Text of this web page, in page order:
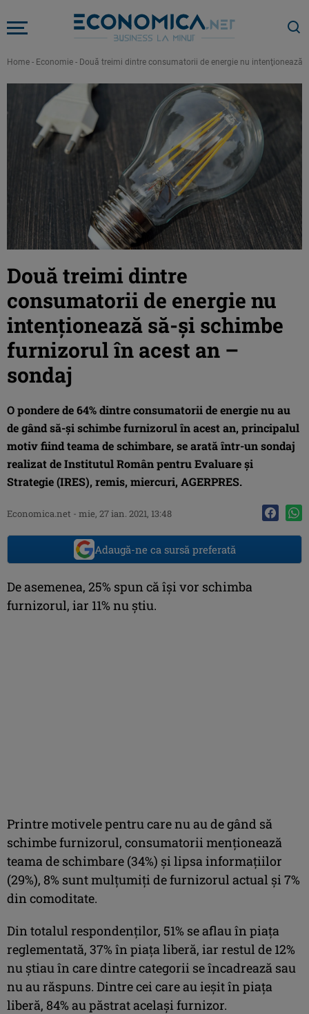
Home - Economie - Două treimi dintre consumatorii de energie nu
Două treimi dintre
consumatorii de energie nu
intenţionează să-şi schimbe
furnizorul în acest an –
sondaj
O pondere de 64% dintre consumatorii de energie nu au
de gând să-şi schimbe furnizorul în acest an, principalul
motiv fiind teama de schimbare, se arată într-un sondaj
realizat de Institutul Român pentru Evaluare şi
Strategie (IRES), remis, miercuri, AGERPRES.
Economica.net - mie, 27 ian. 2021, 13:48
Adaugă-ne ca sursă preferată
De asemenea, 25% spun că îşi vor schimba
furnizorul, iar 11% nu ştiu.
Printre motivele pentru care nu au de gând să
schimbe furnizorul, consumatorii menţionează
teama de schimbare (34%) şi lipsa informaţiilor
(29%), 8% sunt mulţumiţi de furnizorul actual şi 7%
din comoditate.
Din totalul respondenţilor, 51% se aflau în piaţa
reglementată, 37% în piaţa liberă, iar restul de 12%
nu ştiau în care dintre categorii se încadrează sau
nu au răspuns. Dintre cei care au ieşit în piaţa
liberă, 84% au păstrat acelaşi furnizor.